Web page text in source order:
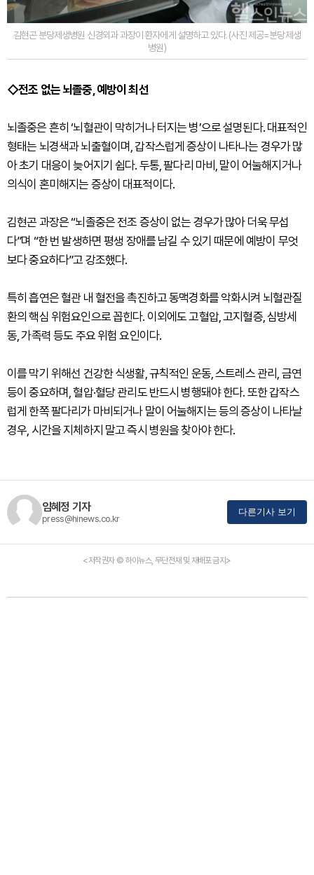
김현곤 분당제생병원 신경외과 과장이 환자에게 설명하고 있다. (사진 제공=분당제생
병원)
◇전조 없는 뇌졸중, 예방이 최선
뇌졸중은 흔히 ‘뇌혈관이 막히거나 터지는 병’으로 설명된다. 대표적인
형태는 뇌경색과 뇌출혈이며, 갑작스럽게 증상이 나타나는 경우가 많
아 초기 대응이 늦어지기 쉽다. 두통, 팔다리 마비, 말이 어눌해지거나
의식이 혼미해지는 증상이 대표적이다.
김현곤 과장은 “뇌졸중은 전조 증상이 없는 경우가 많아 더욱 무섭
다”며 “한 번 발생하면 평생 장애를 남길 수 있기 때문에 예방이 무엇
보다 중요하다”고 강조했다.
특히 흡연은 혈관 내 혈전을 촉진하고 동맥경화를 악화시켜 뇌혈관질
환의 핵심 위험요인으로 꼽힌다. 이외에도 고혈압, 고지혈증, 심방세
동, 가족력 등도 주요 위험 요인이다.
이를 막기 위해선 건강한 식생활, 규칙적인 운동, 스트레스 관리, 금연
등이 중요하며, 혈압·혈당 관리도 반드시 병행돼야 한다. 또한 갑작스
럽게 한쪽 팔다리가 마비되거나 말이 어눌해지는 등의 증상이 나타날
경우, 시간을 지체하지 말고 즉시 병원을 찾아야 한다.
임혜정 기자
press@hinews.co.kr
다른기사 보기
<저작권자 © 하이뉴스, 무단전재 및 재배포 금지>